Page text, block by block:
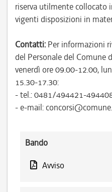
riserva utilmente collocato
vigenti disposizioni in
Contatti: Per informazioni
del Personale del Comune
venerdì ore 09.00-12.00,
15.30-17.30:
- tel.: 0481/494421-
- e-mail:
Bando
Avviso